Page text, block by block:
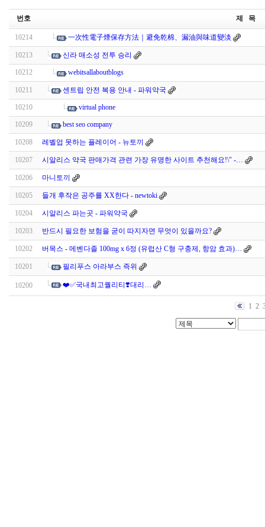
번호 제 목
10214 一次性電子煙保存方法｜避免乾棉、漏油與味道變淡
10213 신라 매소성 전투 승리
10212 webitsallaboutblogs
10211 센트립 안전 복용 안내 - 파워약국
10210 virtual phone
10209 best seo company
10208 레벨업 못하는 플레이어 - 뉴토끼
10207 시알리스 약국 판매가격 관련 가장 유명한 사이트 추천해요!\" -…
10206 마니토끼
10205 들개 후작은 공주를 XX한다 - newtoki
10204 시알리스 파는곳 - 파워약국
10203 반드시 필요한 보험을 굳이 따지자면 무엇이 있을까요?
10202 버목스 - 메벤다졸 100mg x 6정 (유럽산 C형 구충제, 항암 효과)…
10201 필리푸스 아라부스 즉위
10200 ❤️✅국내최고퀄리티❣️대리…
1 2